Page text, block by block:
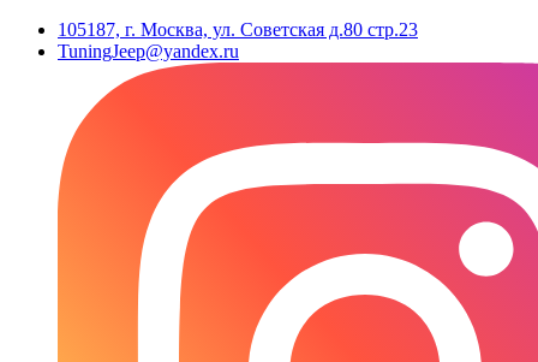
105187, г. Москва, ул. Советская д.80 стр.23
TuningJeep@yandex.ru